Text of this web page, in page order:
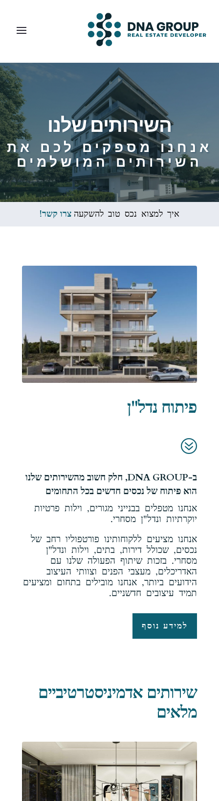
השירותים שלנו
אנחנו מספקים לכם את
השירותים המושלמים
איך למצוא נכס טוב להשקעה צרו קשר!
פיתוח נדל"ן
?
ב-DNA GROUP, חלק חשוב מהשירותים שלנו
הוא פיתוח של נכסים חדשים בכל התחומים
אנחנו מטפלים בבנייני מגורים, וילות פרטיות
יוקרתיות ונדל"ן מסחרי.
אנחנו מציעים ללקוחותינו פורטפוליו רחב של
נכסים, שכולל דירות, בתים, וילות ונדל"ן
מסחרי. בזכות שיתוף הפעולה שלנו עם
האדריכלים, מעצבי הפנים וצוותי העיצוב
הידועים ביותר, אנחנו מובילים בתחום ומציעים
תמיד עיצובים חדשניים.
למידע נוסף
שירותים אדמיניסטרטיביים
מלאים